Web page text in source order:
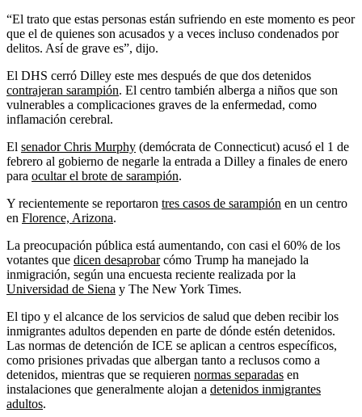
“El trato que estas personas están sufriendo en este momento es peor
que el de quienes son acusados y a veces incluso condenados por
delitos. Así de grave es”, dijo.
El DHS cerró Dilley este mes después de que dos detenidos
contrajeran sarampión. El centro también alberga a niños que son
vulnerables a complicaciones graves de la enfermedad, como
inflamación cerebral.
El senador Chris Murphy (demócrata de Connecticut) acusó el 1 de
febrero al gobierno de negarle la entrada a Dilley a finales de enero
para ocultar el brote de sarampión.
Y recientemente se reportaron tres casos de sarampión en un centro
en Florence, Arizona.
La preocupación pública está aumentando, con casi el 60% de los
votantes que dicen desaprobarcómo Trump ha manejado la
inmigración, según una encuesta reciente realizada por la
Universidad de Siena y The New York Times.
El tipo y el alcance de los servicios de salud que deben recibir los
inmigrantes adultos dependen en parte de dónde estén detenidos.
Las normas de detención de ICE se aplican a centros específicos,
como prisiones privadas que albergan tanto a reclusos como a
detenidos, mientras que se requieren normas separadas en
instalaciones que generalmente alojan a detenidos inmigrantes
adultos.